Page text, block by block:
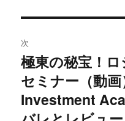
シ
ョ
ン
次
次
の
投
稿:
極東の秘宝！
セミナー（動
Investment